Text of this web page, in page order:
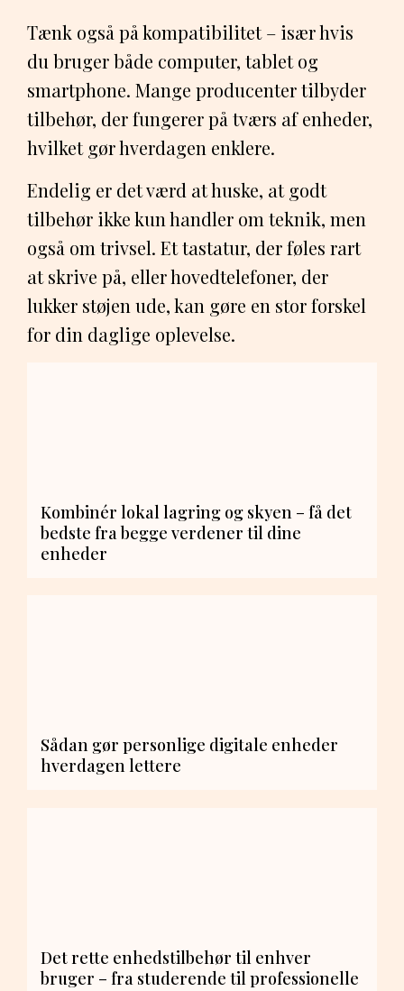
Tænk også på kompatibilitet – især hvis
du bruger både computer, tablet og
smartphone. Mange producenter tilbyder
tilbehør, der fungerer på tværs af enheder,
hvilket gør hverdagen enklere.
Endelig er det værd at huske, at godt
tilbehør ikke kun handler om teknik, men
også om trivsel. Et tastatur, der føles rart
at skrive på, eller hovedtelefoner, der
lukker støjen ude, kan gøre en stor forskel
for din daglige oplevelse.
Kombinér lokal lagring og skyen – få det
bedste fra begge verdener til dine
enheder
Sådan gør personlige digitale enheder
hverdagen lettere
Det rette enhedstilbehør til enhver
bruger – fra studerende til professionelle